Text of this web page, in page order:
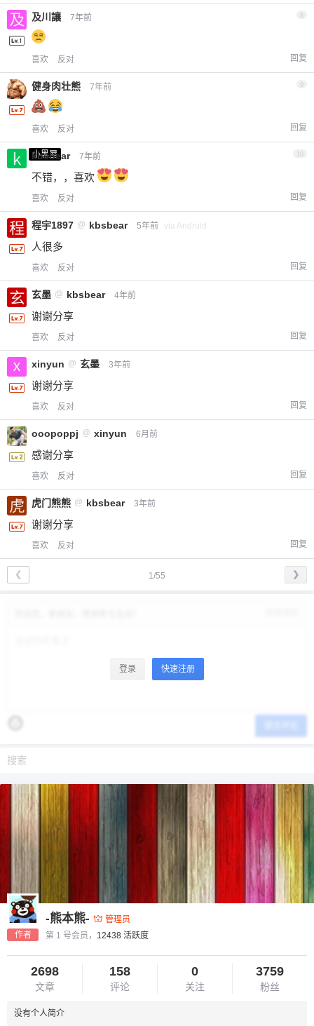
及川讓 7年前
喜欢 反对 回复
健身肉壮熊 7年前 9
喜欢 反对 回复
小黑屋
kbsbear 7年前
不错，，喜欢
喜欢 反对 回复
程宇1897 @ kbsbear 5年前 via Android
人很多
喜欢 反对 回复
玄墨 @ kbsbear 4年前
谢谢分享
喜欢 反对 回复
xinyun @ 玄墨 3年前
谢谢分享
喜欢 反对 回复
ooopoppj @ xinyun 6月前
感谢分享
喜欢 反对 回复
虎门熊熊 @ kbsbear 3年前
谢谢分享
喜欢 反对 回复
1/55
❮ ❯
登录 快速注册
作者
-熊本熊-
管理员
第 1 号会员， 12438 活跃度
2698
文章
158
评论
0
关注
3759
粉丝
没有个人简介